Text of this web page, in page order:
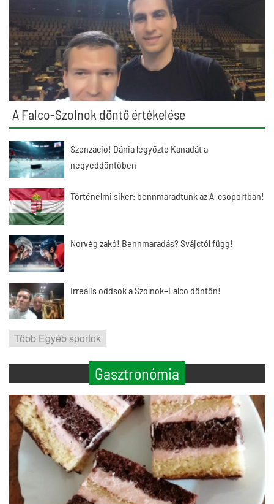
A Falco-Szolnok döntő értékelése
Szenzáció! Dánia legyőzte Kanadát a
negyeddöntőben
Történelmi siker: bennmaradtunk az A-csoportban!
Norvég zakó! Bennmaradás? Svájctól függ!
Irreális oddsok a Szolnok–Falco döntőn!
Több Egyéb sportok
Gasztronómia